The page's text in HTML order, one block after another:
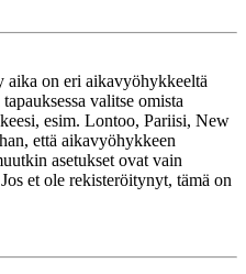
aika on eri aikavyöhykkeeltä
valitse omista
esim. Lontoo, Pariisi, New
että aikavyöhykkeen
asetukset ovat vain
et ole rekisteröitynyt, tämä on